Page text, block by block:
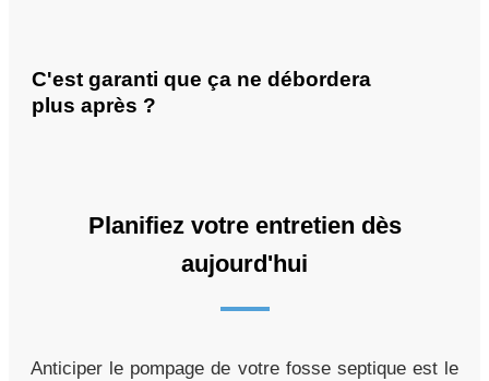
C'est garanti que ça ne débordera
plus après ?
Planifiez votre entretien dès
aujourd'hui
Anticiper le pompage de votre fosse septique est le